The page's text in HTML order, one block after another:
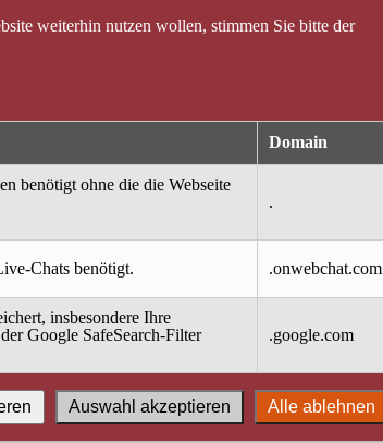
weiterhin nutzen wollen, stimmen Sie bitte der
Domain
benötigt ohne die die Webseite
.
Chats benötigt. .onwebchat.com
insbesondere Ihre
Google SafeSearch-Filter
.google.com
Alle ablehnen
Auswahl akzeptieren